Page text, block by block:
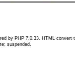
by PHP 7.0.33. HTML convert
suspended.